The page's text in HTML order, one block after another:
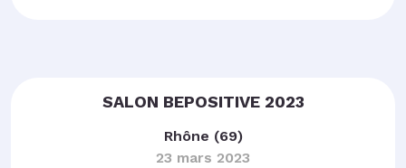
SALON BEPOSITIVE 2023
Rhône (69)
23 mars 2023